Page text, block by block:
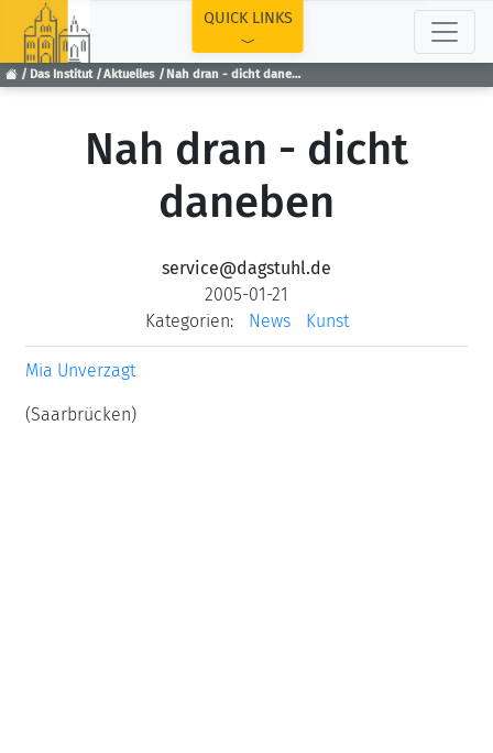
Das Institut Aktuelles Nah dran - dicht daneben
QUICK LINKS
Nah dran - dicht
daneben
service@dagstuhl.de
2005-01-21
Kategorien:
News Kunst
Mia Unverzagt
(Saarbrücken)